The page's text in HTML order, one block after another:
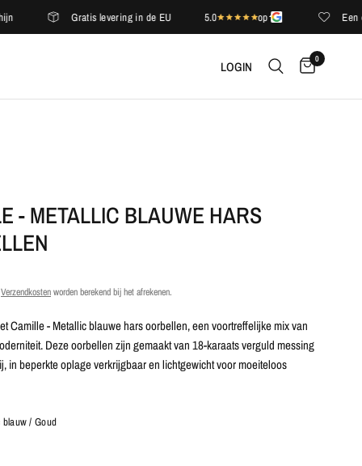
Gratis levering in de EU op Een
LOGIN 0
- METALLIC BLAUWE HARS
Verzendkostenworden berekend bij het afrekenen.
Camille - Metallic blauwe hars oorbellen, een voortreffelijke mix van
Deze oorbellen zijn gemaakt van 18-karaats verguld messing
in beperkte oplage verkrijgbaar en lichtgewicht voor moeiteloos
blauw / Goud